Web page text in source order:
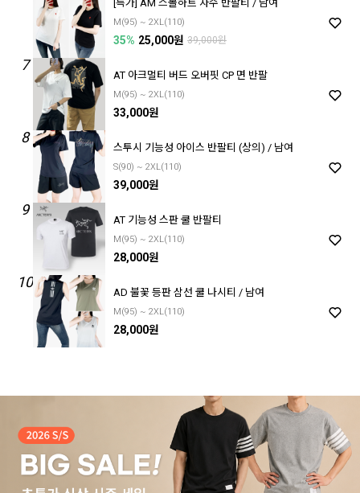
[특가] AM 스몰하트 자수 반팔티 / 남여
M(95) ~ 2XL(110)
35% 25,000원 39,000원
7
AT 아크멀티 버드 오버핏 CP 면 반팔
M(95) ~ 2XL(110)
33,000원
8
스투시 기능성 아이스 반팔티 (상의) / 남여
S(90) ~ 2XL(110)
39,000원
9
AT 기능성 스판 쿨 반팔티
M(95) ~ 2XL(110)
28,000원
10
AD 불꽃 등판 삼선 쿨 나시티 / 남여
M(95) ~ 2XL(110)
28,000원